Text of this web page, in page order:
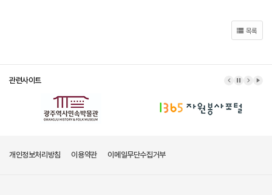
목록
관련사이트 이전 배너
배너 정지
다음 배
배
개인정보처리방침 이용약관 이메일무단수집거부